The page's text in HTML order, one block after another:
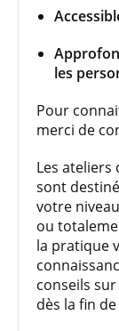
les
Pour
merci de
Les ateliers
sont
votre
ou
la pratique
conseils
dès la fin de